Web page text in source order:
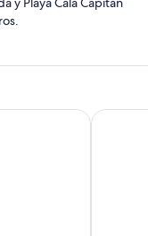
Hotel